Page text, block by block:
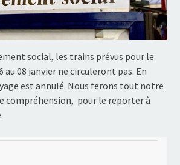
social, les trains prévus pour le
au 08 janvier ne circuleront pas. En
est annulé. Nous ferons tout notre
compréhension, pour le reporter à